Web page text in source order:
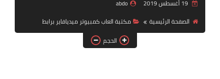
abdo
الصفحة الرئيسية
مكتبة العاب كمبيوتر ميديافاير برابط
الحجم